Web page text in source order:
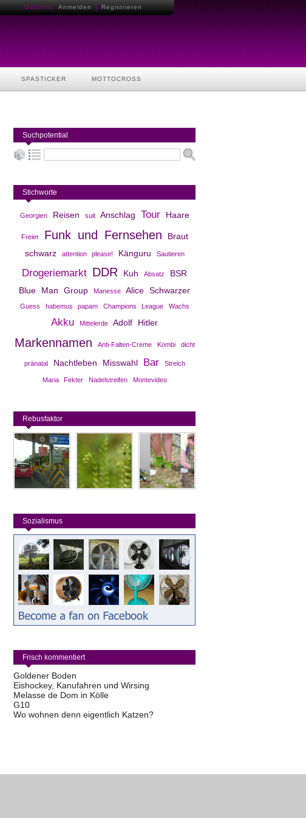
Gastritis: Anmelden | Registrieren
SPASTICKER MOTTOCROSS
Suchpotential
Stichworte
Georgien Reisen suit Anschlag Tour Haare
Freier Funk und Fernsehen
Braut
schwarz
attention please! Känguru Sautieren
Drogeriemarkt DDR Kuh Absatz
BSR
Blue Man Group
Manesse Alice Schwarzer
Guess habemus papam Champions League Wachs
Akku Mittelerde Adolf Hitler
Markennamen Anti-Falten-Creme Kombi dicht
pränatal Nachtleben Misswahl Bar Streich
Maria Fekter Nadelstreifen Montevideo
Rebusfaktor
Sozialismus
Frisch kommentiert
Goldener Boden
Eishockey, Kanufahren und Wirsing
Melasse de Dom in Kölle
G10
Wo wohnen denn eigentlich Katzen?